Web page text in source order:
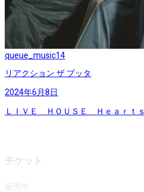
queue_music14
リアクション ザ ブッタ
2024年6月8日
ＬＩＶＥ ＨＯＵＳＥ Ｈｅａｒｔｓ
チケット
販売中